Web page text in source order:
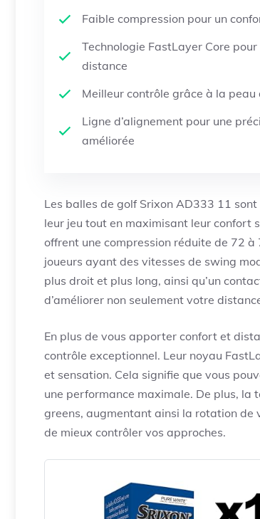
Faible compression pour un
Technologie FastLayer Core pour
distance
Meilleur contrôle grâce à la peau
Ligne d’alignement pour une
améliorée
Les balles de golf Srixon AD333 11
leur jeu tout en maximisant leur confort
offrent une compression réduite de 72
joueurs ayant des vitesses de swing
plus droit et plus long, ainsi qu’un
d’améliorer non seulement votre
En plus de vous apporter confort et
contrôle exceptionnel. Leur noyau
et sensation. Cela signifie que vous
une performance maximale. De plus, la
greens, augmentant ainsi la rotation de
de mieux contrôler vos approches.